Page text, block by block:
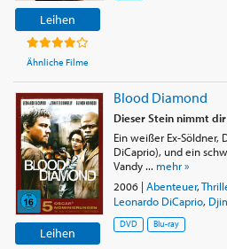
Leihen
Ähnliche Filme
Leihen
Blood Diamond
Dieser Stein nimmt dir
Ein weißer Ex-Söldner,
DiCaprio), und ein
Vandy ... mehr »
2006| Abenteuer,
Leonardo DiCaprio,
DVD Blu-ray